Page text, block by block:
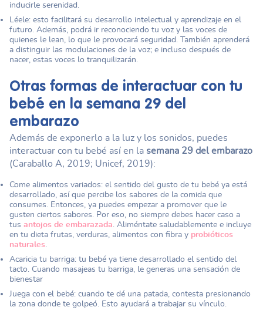
inducirle serenidad.
Léele: esto facilitará su desarrollo intelectual y aprendizaje en el
futuro. Además, podrá ir reconociendo tu voz y las voces de
quienes le lean, lo que le provocará seguridad. También aprenderá
a distinguir las modulaciones de la voz; e incluso después de
nacer, estas voces lo tranquilizarán.
Otras formas de interactuar con tu
bebé en la semana 29 del
embarazo
Además de exponerlo a la luz y los sonidos, puedes
interactuar con tu bebé así en la semana 29 del embarazo
(Caraballo A, 2019; Unicef, 2019):
Come alimentos variados: el sentido del gusto de tu bebé ya está
desarrollado, así que percibe los sabores de la comida que
consumes. Entonces, ya puedes empezar a promover que le
gusten ciertos sabores. Por eso, no siempre debes hacer caso a
tus antojos de embarazada. Aliméntate saludablemente e incluye
en tu dieta frutas, verduras, alimentos con fibra y probióticos
naturales.
Acaricia tu barriga: tu bebé ya tiene desarrollado el sentido del
tacto. Cuando masajeas tu barriga, le generas una sensación de
bienestar
Juega con el bebé: cuando te dé una patada, contesta presionando
la zona donde te golpeó. Esto ayudará a trabajar su vínculo.